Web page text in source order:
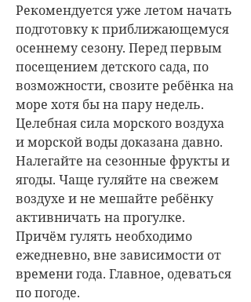
Рекомендуется уже летом начать
подготовку к приближающемуся
осеннему сезону. Перед первым
посещением детского сада, по
возможности, свозите ребёнка на
море хотя бы на пару недель.
Целебная сила морского воздуха
и морской воды доказана давно.
Налегайте на сезонные фрукты и
ягоды. Чаще гуляйте на свежем
воздухе и не мешайте ребёнку
активничать на прогулке.
Причём гулять необходимо
ежедневно, вне зависимости от
времени года. Главное, одеваться
по погоде.